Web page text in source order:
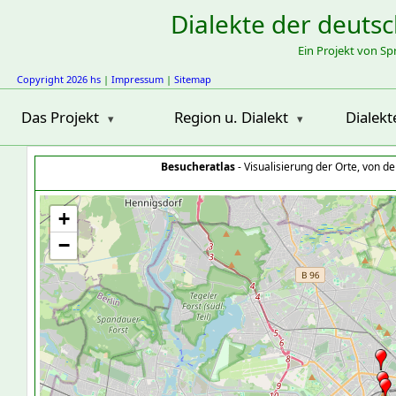
Dialekte der
Ein Projekt von
Copyright 2026 hs | Impressum | Sitemap
Das Projekt Region u. Dialekt
Besucheratlas- Visualisierung der Orte, von
+
−